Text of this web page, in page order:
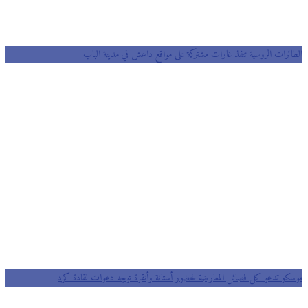
الطائرات الروسية تنفذ غارات مشتركة على مواقع داعش في مدينة الباب
موسكو تدعو كل فصائل المعارضة لحضور أستانة وأنقرة توجه دعوات لقادة كرد